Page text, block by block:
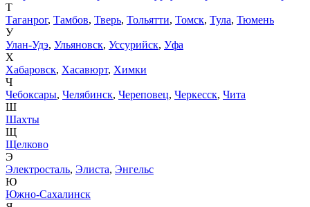
Т
Таганрог, Тамбов, Тверь, Тольятти, Томск, Тула, Тюмень
У
Улан-Удэ, Ульяновск, Уссурийск, Уфа
Х
Хабаровск, Хасавюрт, Химки
Ч
Чебоксары, Челябинск, Череповец, Черкесск, Чита
Ш
Шахты
Щ
Щелково
Э
Электросталь, Элиста, Энгельс
Ю
Южно-Сахалинск